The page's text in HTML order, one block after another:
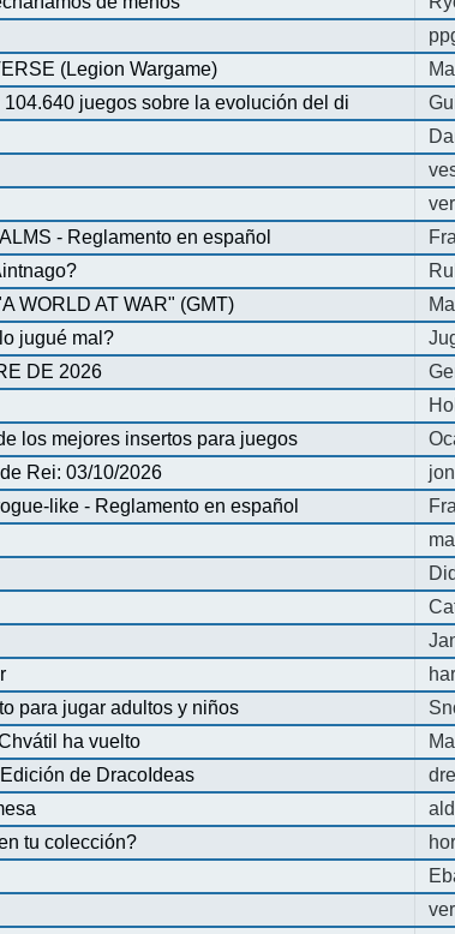
(Legion Wargame)
juegos sobre la evolución del di
- Reglamento en español
WORLD AT WAR" (GMT)
jugué mal?
DE 2026
los mejores insertos para juegos
Rei: 03/10/2026
like - Reglamento en español
para jugar adultos y niños
ha vuelto
de DracoIdeas
tu colección?